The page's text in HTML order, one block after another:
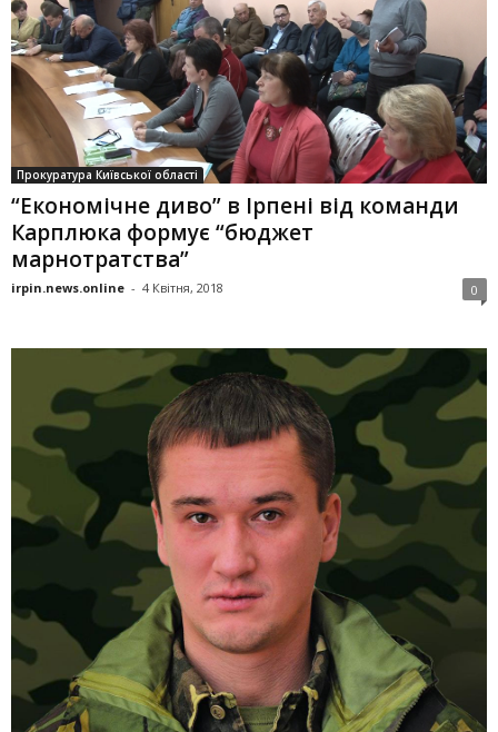
Прокуратура Київської області
“Економічне диво” в Ірпені від команди
Карплюка формує “бюджет
марнотратства”
irpin.news.online - 4 Квітня, 2018 0